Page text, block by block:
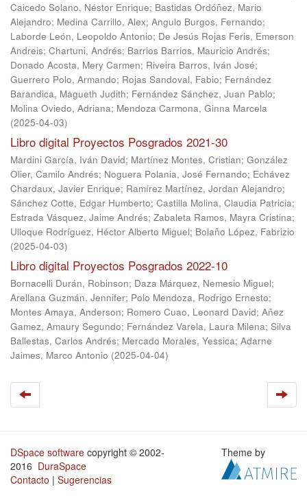
Caicedo Solano, Néstor Enrique; Bastidas Ordóñez, Mario
Alejandro; Medina Carrillo, Alex; Angulo Burgos, Fernando;
Laborde León, Leopoldo Antonio; De Jesús Rojas Feris, Emerson
Andreis; Chartuni, Andrés; Barrios Barrios, Mauricio Andrés;
Donado Acosta, Mery Carmen; Riveira Barros, Iván José;
Guerrero Polo, Armando; Rojas Sandoval, Fabio; Fernández
Barandica, Magueth Judith; Fernández Sánchez, Juan Pablo;
Molina Oviedo, Adriana; Mendoza Carmona, Ginna Marcela
(2025-04-03)
Libro digital Proyectos Posgrados 2021-30
Mardini García, Iván David; Martínez Montes, Cristian; González
Olier, Camilo Andrés; Noguera Polania, José Fernando; Echávez
Chardaux, Javier Enrique; Ramírez Martínez, Jordan Alejandro;
Sánchez Cotte, Edgar Humberto; Castilla Molina, Claudia Patricia;
Estrada Vásquez, Jaime Andrés; Zabaleta Ramos, Mayra Cristina;
Ulloque Rodríguez, Héctor Alberto Miguel; Bolaño López, Fabrizio
(2025-04-03)
Libro digital Proyectos Posgrados 2022-10
Bornacelli Durán, Robinson; Daza Márquez, Nemesio Miguel;
Arellana Guzmán, Jennifer; Polo Mendoza, Rodrigo Ernesto;
Montes Amaya, Anderson; Romero Cuao, Leonard David; Añez
Gamez, Amaury Segundo; Fernández Varela, Laura Milena; Silva
Ballestas, Carlos Andrés; Mercado Morales, Yessica; Adarne
Jaimes, Marco Antonio (2025-04-04)
DSpace software copyright © 2002-
2016 DuraSpace
Contacto | Sugerencias
Theme by